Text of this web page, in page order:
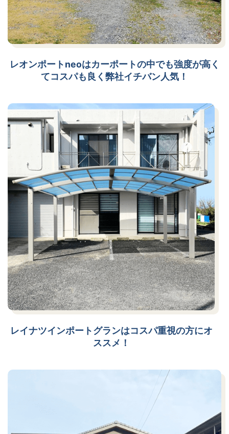
レオンポートneoはカーポートの中でも強度が高く
てコスパも良く弊社イチバン人気！
レイナツインポートグランはコスパ重視の方にオ
ススメ！